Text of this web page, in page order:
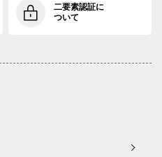
二要素認証に
ついて